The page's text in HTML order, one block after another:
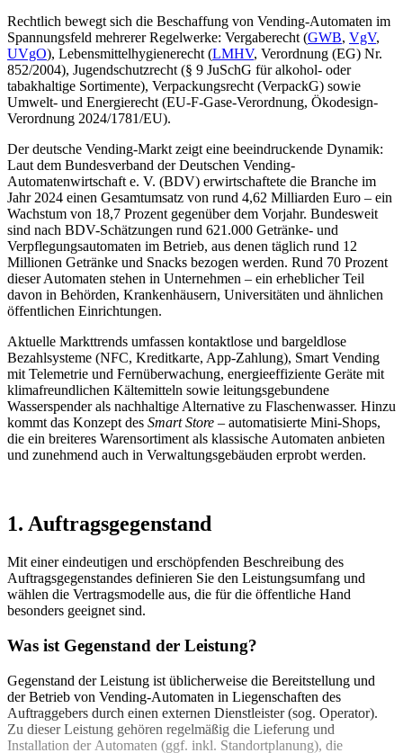
Rechtlich bewegt sich die Beschaffung von Vending-Automaten im
Spannungsfeld mehrerer Regelwerke: Vergaberecht (GWB, VgV,
UVgO), Lebensmittelhygienerecht (LMHV, Verordnung (EG) Nr.
852/2004), Jugendschutzrecht (§ 9 JuSchG für alkohol- oder
tabakhaltige Sortimente), Verpackungsrecht (VerpackG) sowie
Umwelt- und Energierecht (EU-F-Gase-Verordnung, Ökodesign-
Verordnung 2024/1781/EU).
Der deutsche Vending-Markt zeigt eine beeindruckende Dynamik:
Laut dem Bundesverband der Deutschen Vending-
Automatenwirtschaft e. V. (BDV) erwirtschaftete die Branche im
Jahr 2024 einen Gesamtumsatz von rund 4,62 Milliarden Euro – ein
Wachstum von 18,7 Prozent gegenüber dem Vorjahr. Bundesweit
sind nach BDV-Schätzungen rund 621.000 Getränke- und
Verpflegungsautomaten im Betrieb, aus denen täglich rund 12
Millionen Getränke und Snacks bezogen werden. Rund 70 Prozent
dieser Automaten stehen in Unternehmen – ein erheblicher Teil
davon in Behörden, Krankenhäusern, Universitäten und ähnlichen
öffentlichen Einrichtungen.
Aktuelle Markttrends umfassen kontaktlose und bargeldlose
Bezahlsysteme (NFC, Kreditkarte, App-Zahlung), Smart Vending
mit Telemetrie und Fernüberwachung, energieeffiziente Geräte mit
klimafreundlichen Kältemitteln sowie leitungsgebundene
Wasserspender als nachhaltige Alternative zu Flaschenwasser. Hinzu
kommt das Konzept des Smart Store – automatisierte Mini-Shops,
die ein breiteres Warensortiment als klassische Automaten anbieten
und zunehmend auch in Verwaltungsgebäuden erprobt werden.
1. Auftragsgegenstand
Mit einer eindeutigen und erschöpfenden Beschreibung des
Auftragsgegenstandes definieren Sie den Leistungsumfang und
wählen die Vertragsmodelle aus, die für die öffentliche Hand
besonders geeignet sind.
Was ist Gegenstand der Leistung?
Gegenstand der Leistung ist üblicherweise die Bereitstellung und
der Betrieb von Vending-Automaten in Liegenschaften des
Auftraggebers durch einen externen Dienstleister (sog. Operator).
Zu dieser Leistung gehören regelmäßig die Lieferung und
Installation der Automaten (ggf. inkl. Standortplanung), die